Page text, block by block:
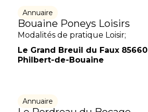
Annuaire
Bouaine Poneys Loisirs
Modalités de pratique Loisir;
Le Grand Breuil du Faux
Philbert-de-Bouaine
Annuaire